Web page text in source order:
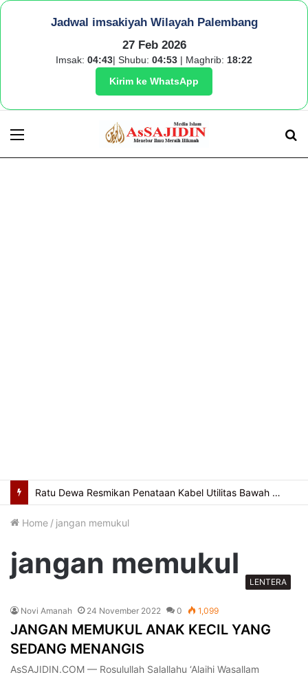
Jadwal imsakiyah Wilayah Palembang
27 Feb 2026
Imsak: 04:43| Shubu: 04:53 | Maghrib: 18:22
Kirim ke WhatsApp
Menu
Gelar Khitanan Massal hingga Donor Darah, Ratu Dewa Apresiasi Program Sosial GUIM
Home / jangan memukul
jangan memukul
LENTERA
Novi Amanah 24 November 2022 0 1,099
JANGAN MEMUKUL ANAK KECIL YANG
SEDANG MENANGIS
AsSAJIDIN.COM — Rosulullah Salallahu ‘Alaihi Wasallam